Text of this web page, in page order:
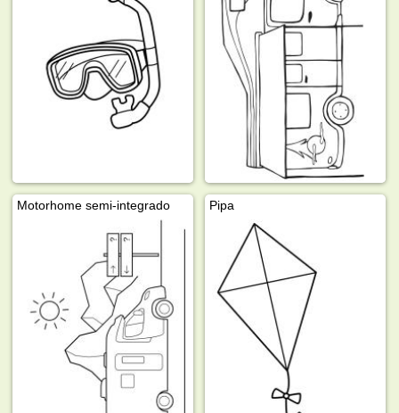
Motorhome semi-integrado Pipa